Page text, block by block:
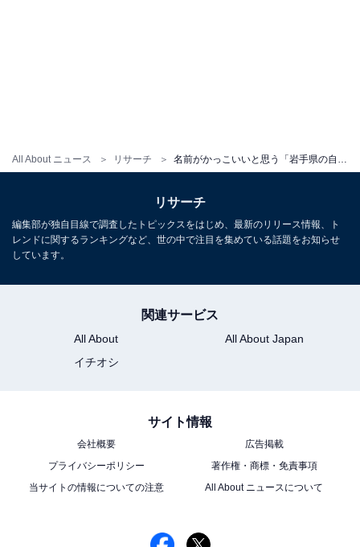
All About ニュース リサーチ
※回答者からのコメントは原文ママです
次ページ 9位までのランキング結果を見る
リサーチ
編集部が独自目線で調査したトピックスをはじめ、最新のリリース情報、ト
レンドに関するランキングなど、世の中で注目を集めている話題をお知らせ
しています。
関連サービス
All About
All About Japan
イチオシ
サイト情報
会社概要
広告掲載
プライバシーポリシー
著作権・商標・免責事項
当サイトの情報についての注意
All About ニュースについて